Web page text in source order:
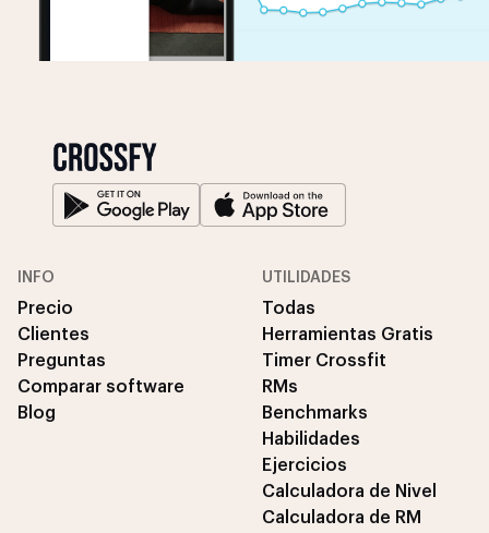
INFO
Precio
Clientes
Preguntas
Comparar software
Blog
UTILIDADES
Todas
Herramientas Gratis
Timer Crossfit
RMs
Benchmarks
Habilidades
Ejercicios
Calculadora de Nivel
Calculadora de RM